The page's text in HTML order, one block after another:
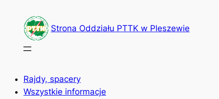
treści
Strona Oddziału PTTK w Pleszewie
Rajdy, spacery
Wszystkie informacje